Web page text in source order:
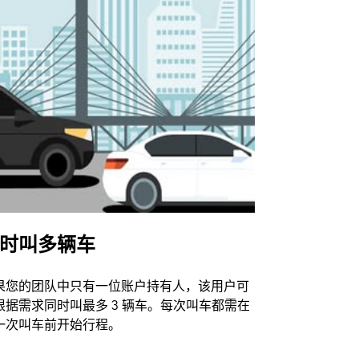
叫多辆车
您的团队中只有一位账户持有人，该用户可
据需求同时叫最多 3 辆车。每次叫车都需在
次叫车前开始行程。